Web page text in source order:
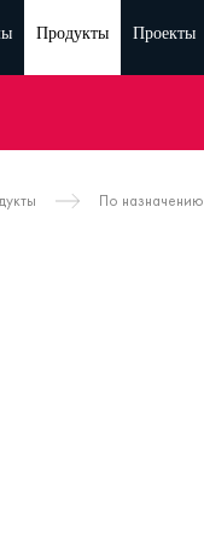
Продукты Проекты
По назначению